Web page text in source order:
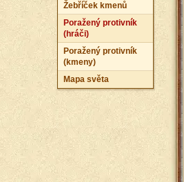
Žebříček kmenů
Poražený protivník
(hráči)
Poražený protivník
(kmeny)
Mapa světa